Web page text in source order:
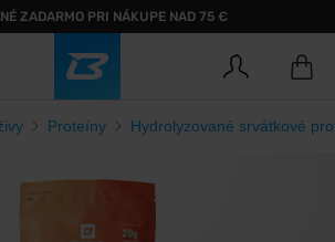
ZADARMO PRI NÁKUPE NAD 75 €
Proteíny Hydrolyzované srvátkové